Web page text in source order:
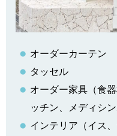
オーダーカーテン
タッセル
オーダー家具（食
ッチン、メディシン
インテリア（イス、